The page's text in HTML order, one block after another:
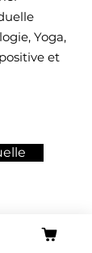
Yoga,
et